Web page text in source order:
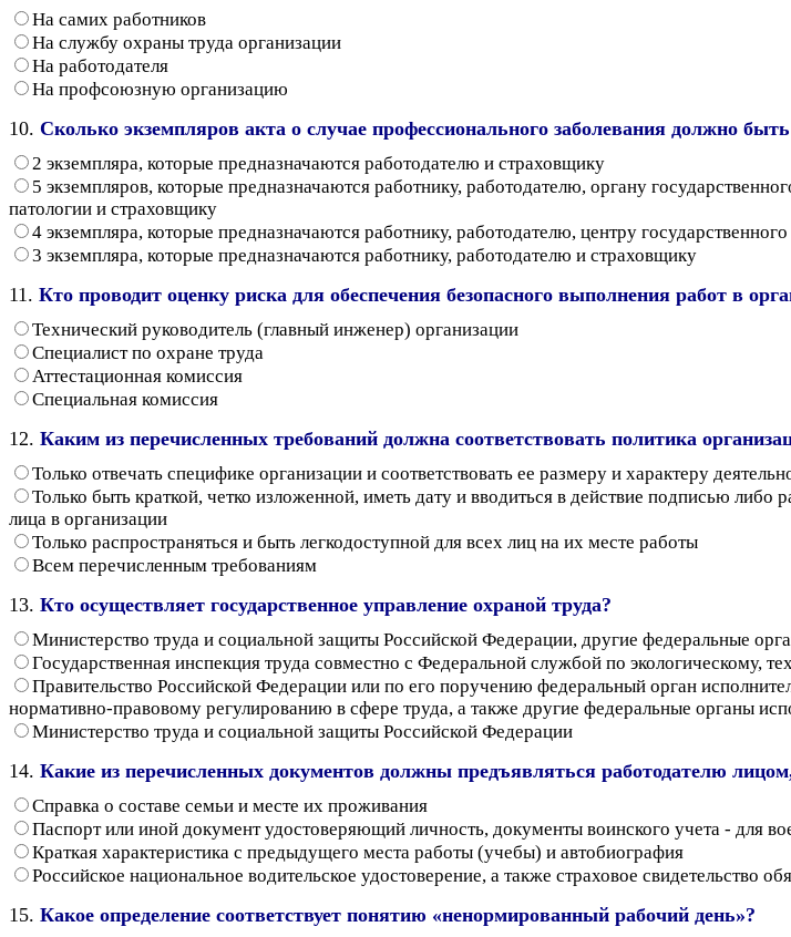
На самих работников
На службу охраны труда организации
На работодателя
На профсоюзную организацию
10. Сколько экземпляров акта о случае профессионального заболевания должно
2 экземпляра, которые предназначаются работодателю и страховщику
5 экземпляров, которые предназначаются работнику, работодателю, органу
патологии и страховщику
4 экземпляра, которые предназначаются работнику, работодателю, центру
3 экземпляра, которые предназначаются работнику, работодателю и страховщику
11. Кто проводит оценку риска для обеспечения безопасного выполнения работ в
Технический руководитель (главный инженер) организации
Специалист по охране труда
Аттестационная комиссия
Специальная комиссия
12. Каким из перечисленных требований должна соответствовать политика
Только отвечать специфике организации и соответствовать ее размеру и характеру
Только быть краткой, четко изложенной, иметь дату и вводиться в действие подписью
лица в организации
Только распространяться и быть легкодоступной для всех лиц на их месте работы
Всем перечисленным требованиям
13. Кто осуществляет государственное управление охраной труда?
Министерство труда и социальной защиты Российской Федерации, другие федеральные
Государственная инспекция труда совместно с Федеральной службой по экологическому,
Правительство Российской Федерации или по его поручению федеральный орган
нормативно-правовому регулированию в сфере труда, а также другие федеральные органы
Министерство труда и социальной защиты Российской Федерации
14. Какие из перечисленных документов должны предъявляться работодателю
Справка о составе семьи и месте их проживания
Паспорт или иной документ удостоверяющий личность, документы воинского учета - для
Краткая характеристика с предыдущего места работы (учебы) и автобиография
Российское национальное водительское удостоверение, а также страховое свидетельство
15. Какое определение соответствует понятию «ненормированный рабочий день»?